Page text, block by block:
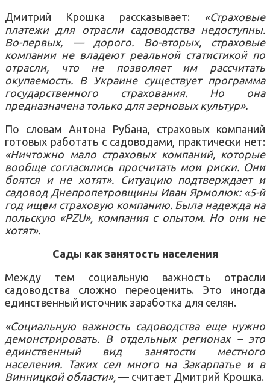
Дмитрий Крошка рассказывает: «Страховые
платежи для отрасли садоводства недоступны.
Во-первых, — дорого. Во-вторых, страховые
компании не владеют реальной статистикой по
отрасли, что не позволяет им рассчитать
окупаемость. В Украине существует программа
государственного страхования. Но она
предназначена только для зерновых культур».
По словам Антона Рубана, страховых компаний
готовых работать с садоводами, практически нет:
«Ничтожно мало страховых компаний, которые
вообще согласились просчитать мои риски. Они
боятся и не хотят». Ситуацию подтверждает и
садовод Днепропетровщины Иван Ярмолюк: «5-й
год ищем страховую компанию. Была надежда на
польскую «PZU», компания с опытом. Но они не
хотят».
Сады как занятость населения
Между тем социальную важность отрасли
садоводства сложно переоценить. Это иногда
единственный источник заработка для селян.
«Социальную важность садоводства еще нужно
демонстрировать. В отдельных регионах – это
единственный вид занятости местного
населения. Таких сел много на Закарпатье и в
Винницкой области», — считает Дмитрий Крошка.